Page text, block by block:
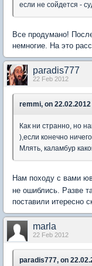
если не сойдется -
Все продумано!
немногие. На это
paradis777
22 Feb 2012
remmi, on
Как ни странно, но
),если конечно
Млять, каламбур
Нам походу с вами
не ошиблись. Разве
поставили итересно
marla
22 Feb 2012
paradis777, on